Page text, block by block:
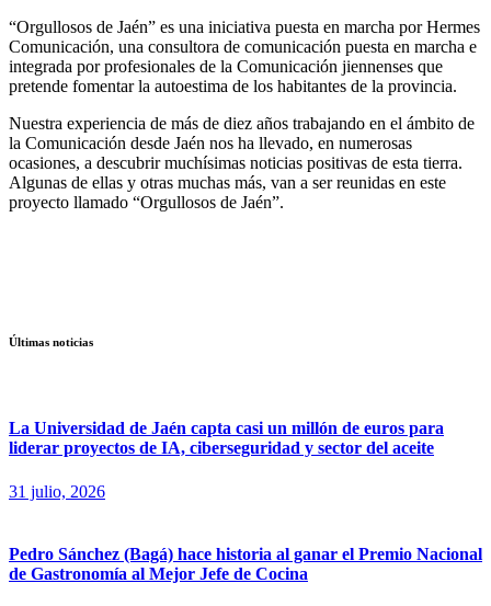
“Orgullosos de Jaén” es una iniciativa puesta en marcha por Hermes
Comunicación, una consultora de comunicación puesta en marcha e
integrada por profesionales de la Comunicación jiennenses que
pretende fomentar la autoestima de los habitantes de la provincia.
Nuestra experiencia de más de diez años trabajando en el ámbito de
la Comunicación desde Jaén nos ha llevado, en numerosas
ocasiones, a descubrir muchísimas noticias positivas de esta tierra.
Algunas de ellas y otras muchas más, van a ser reunidas en este
proyecto llamado “Orgullosos de Jaén”.
Últimas noticias
La Universidad de Jaén capta casi un millón de euros para
liderar proyectos de IA, ciberseguridad y sector del aceite
31 julio, 2026
Pedro Sánchez (Bagá) hace historia al ganar el Premio Nacional
de Gastronomía al Mejor Jefe de Cocina